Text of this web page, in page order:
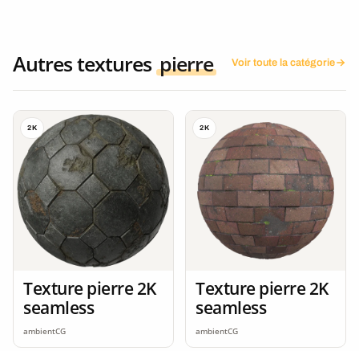
Autres textures pierre Voir toute la catégorie
2K
Texture pierre 2K
seamless
ambientCG
2K
Texture pierre 2K
seamless
ambientCG